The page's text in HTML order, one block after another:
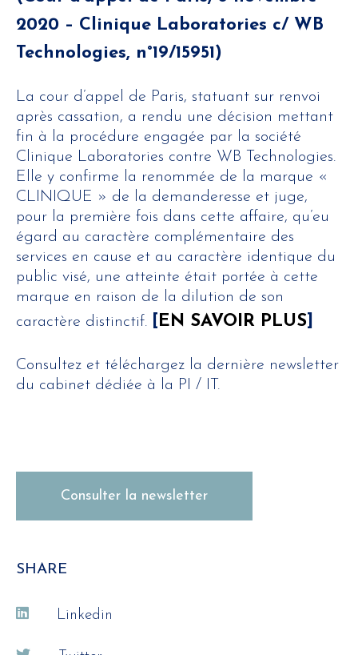
SHARE
Linkedin
2020 – Clinique Laboratories c/ WB
Technologies, n°19/15951)
La cour d’appel de Paris, statuant sur renvoi
après cassation, a rendu une décision mettant
fin à la procédure engagée par la société
Clinique Laboratories contre WB Technologies.
Elle y confirme la renommée de la marque «
CLINIQUE » de la demanderesse et juge,
pour la première fois dans cette affaire, qu’eu
égard au caractère complémentaire des
services en cause et au caractère identique du
public visé, une atteinte était portée à cette
marque en raison de la dilution de son
caractère distinctif. [EN SAVOIR PLUS]
Consultez et téléchargez la dernière newsletter
du cabinet dédiée à la PI / IT.
Consulter la newsletter